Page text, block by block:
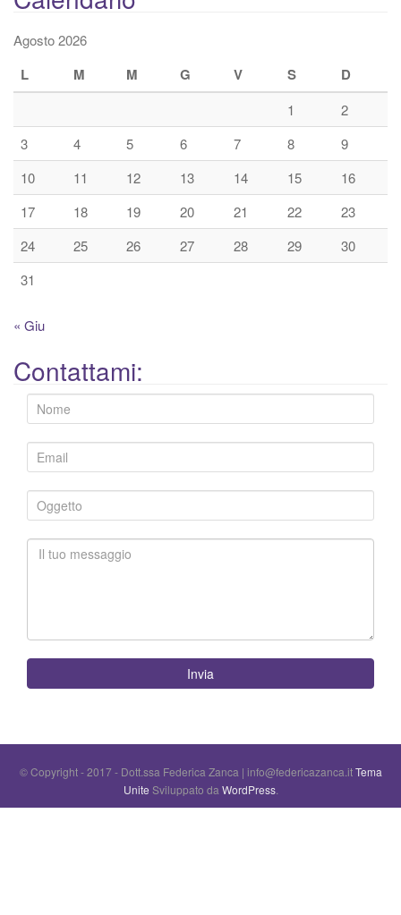
Agosto 2026
L M M G V S D
1
2
3
4 5 6 7 8
9
10
11 12 13 14 15
16
17
18 19 20 21 22
23
24
25 26 27 28 29
30
31
« Giu
Contattami:
Invia
© Copyright - 2017 - Dott.ssa Federica Zanca | info@federicazanca.itTema
Unite Sviluppato da WordPress.